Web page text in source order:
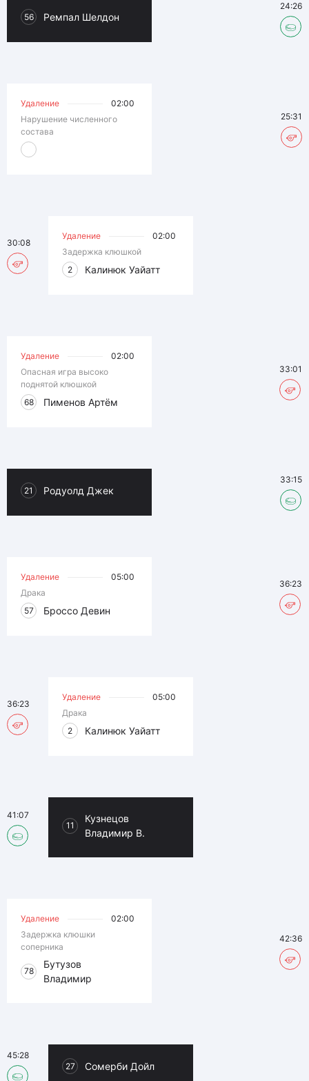
56 Ремпал Шелдон
24:26
Удаление
02:00
Нарушение численного
состава
25:31
Удаление
02:00
Задержка клюшкой
2
Калинюк Уайатт
30:08
Удаление
02:00
Опасная игра высоко
поднятой клюшкой
68
Пименов Артём
33:01
21 Родуолд Джек
33:15
Удаление
05:00
Драка
57
Броссо Девин
36:23
Удаление
05:00
Драка
2
Калинюк Уайатт
36:23
11
Кузнецов
Владимир В.
41:07
Удаление
02:00
Задержка клюшки
соперника
78
Бутузов
Владимир
42:36
27 Сомерби Дойл
45:28